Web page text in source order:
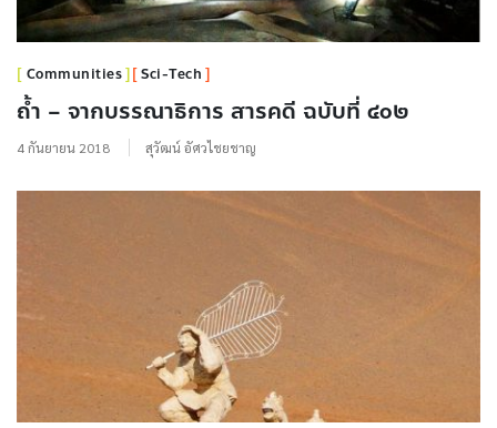
Communities Sci-Tech
ถ้ำ – จากบรรณาธิการ สารคดี ฉบับที่ ๔๐๒
4 กันยายน 2018 สุวัฒน์ อัศวไชยชาญ